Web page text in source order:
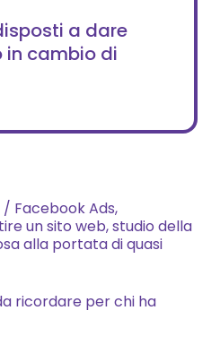
a dare
in cambio di
/ Facebook Ads,
un sito web, studio della
alla portata di quasi
ricordare per chi ha
raccolgono
informazioni
conservazione
comunque
possibile
scrivendo a: